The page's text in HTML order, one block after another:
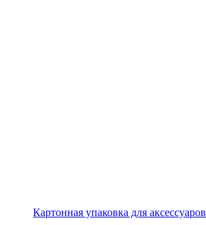
Картонная упаковка для аксессуаров